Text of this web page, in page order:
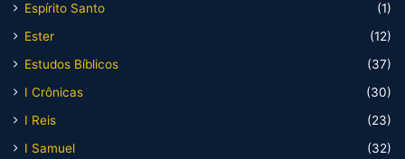
Espírito Santo
(1)
Ester
(12)
Estudos Bíblicos
(37)
I Crônicas
(30)
I Reis
(23)
I Samuel
(32)